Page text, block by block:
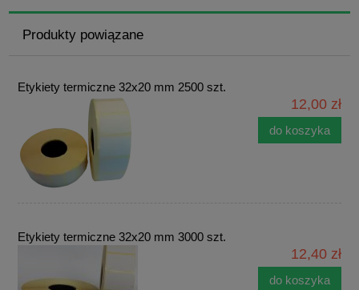
Produkty powiązane
Etykiety termiczne 32x20 mm 2500 szt.
12,00 zł
do koszyka
Etykiety termiczne 32x20 mm 3000 szt.
12,40 zł
do koszyka